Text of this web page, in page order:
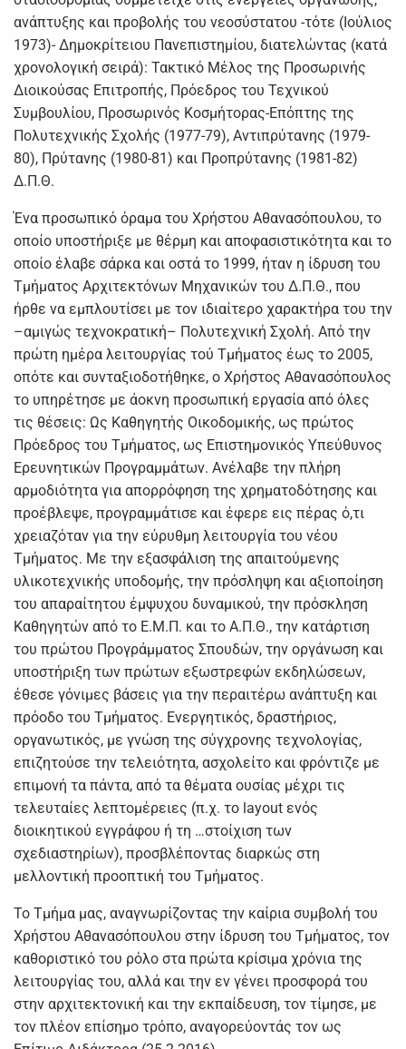
ανάπτυξης και προβολής του νεοσύστατου -τότε (Ιούλιος
1973)- Δημοκρίτειου Πανεπιστημίου, διατελώντας (κατά
χρονολογική σειρά): Τακτικό Μέλος της Προσωρινής
Διοικούσας Επιτροπής, Πρόεδρος του Τεχνικού
Συμβουλίου, Προσωρινός Κοσμήτορας-Επόπτης της
Πολυτεχνικής Σχολής (1977-79), Αντιπρύτανης (1979-
80), Πρύτανης (1980-81) και Προπρύτανης (1981-82)
Δ.Π.Θ.
Ένα προσωπικό όραμα του Χρήστου Αθανασόπουλου, το
οποίο υποστήριξε με θέρμη και αποφασιστικότητα και το
οποίο έλαβε σάρκα και οστά το 1999, ήταν η ίδρυση του
Τμήματος Αρχιτεκτόνων Μηχανικών του Δ.Π.Θ., που
ήρθε να εμπλουτίσει με τον ιδιαίτερο χαρακτήρα του την
–αμιγώς τεχνοκρατική– Πολυτεχνική Σχολή. Από την
πρώτη ημέρα λειτουργίας τού Τμήματος έως το 2005,
οπότε και συνταξιοδοτήθηκε, ο Χρήστος Αθανασόπουλος
το υπηρέτησε με άοκνη προσωπική εργασία από όλες
τις θέσεις: Ως Καθηγητής Οικοδομικής, ως πρώτος
Πρόεδρος του Τμήματος, ως Επιστημονικός Υπεύθυνος
Ερευνητικών Προγραμμάτων. Ανέλαβε την πλήρη
αρμοδιότητα για απορρόφηση της χρηματοδότησης και
προέβλεψε, προγραμμάτισε και έφερε εις πέρας ό,τι
χρειαζόταν για την εύρυθμη λειτουργία του νέου
Τμήματος. Με την εξασφάλιση της απαιτούμενης
υλικοτεχνικής υποδομής, την πρόσληψη και αξιοποίηση
του απαραίτητου έμψυχου δυναμικού, την πρόσκληση
Καθηγητών από το Ε.Μ.Π. και το Α.Π.Θ., την κατάρτιση
του πρώτου Προγράμματος Σπουδών, την οργάνωση και
υποστήριξη των πρώτων εξωστρεφών εκδηλώσεων,
έθεσε γόνιμες βάσεις για την περαιτέρω ανάπτυξη και
πρόοδο του Τμήματος. Ενεργητικός, δραστήριος,
οργανωτικός, με γνώση της σύγχρονης τεχνολογίας,
επιζητούσε την τελειότητα, ασχολείτο και φρόντιζε με
επιμονή τα πάντα, από τα θέματα ουσίας μέχρι τις
τελευταίες λεπτομέρειες (π.χ. το layout ενός
διοικητικού εγγράφου ή τη …στοίχιση των
σχεδιαστηρίων), προσβλέποντας διαρκώς στη
μελλοντική προοπτική του Τμήματος.
Το Τμήμα μας, αναγνωρίζοντας την καίρια συμβολή του
Χρήστου Αθανασόπουλου στην ίδρυση του Τμήματος, τον
καθοριστικό του ρόλο στα πρώτα κρίσιμα χρόνια της
λειτουργίας του, αλλά και την εν γένει προσφορά του
στην αρχιτεκτονική και την εκπαίδευση, τον τίμησε, με
τον πλέον επίσημο τρόπο, αναγορεύοντάς τον ως